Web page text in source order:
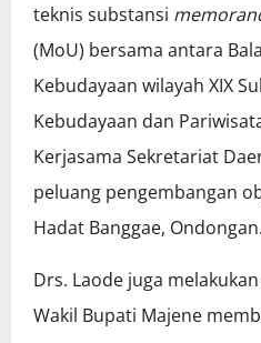
teknis substansi
(MoU) bersama antara
Kebudayaan wilayah XIX
Kebudayaan dan
Kerjasama Sekretariat
peluang pengembangan
Hadat Banggae, Ondongan.
Drs. Laode juga
Wakil Bupati Majene